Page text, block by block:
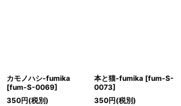
カモノハシ-fumika
[fum-S-0069]
350円(税別)
本と猫-fumika [fum-S-
0073]
350円(税別)